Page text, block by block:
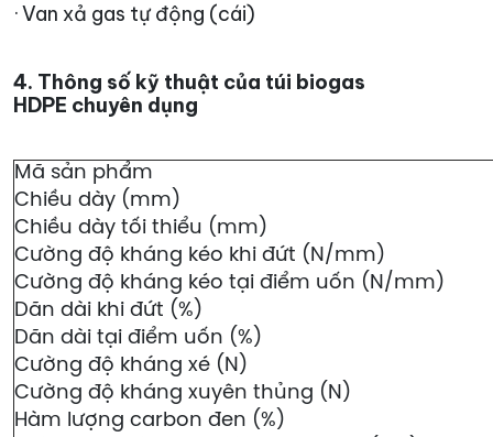
· Van xả gas tự động (cái)
4. Thông số kỹ thuật của túi biogas
HDPE chuyên dụng
Mã sản phẩm
Chiều dày (mm)
Chiều dày tối thiểu (mm)
Cường độ kháng kéo khi đứt (N/mm)
Cường độ kháng kéo tại điểm uốn (N/mm)
Dãn dài khi đứt (%)
Dãn dài tại điểm uốn (%)
Cường độ kháng xé (N)
Cường độ kháng xuyên thủng (N)
Hàm lượng carbon đen (%)